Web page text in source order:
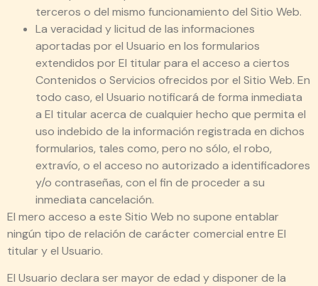
terceros o del mismo funcionamiento del Sitio Web.
La veracidad y licitud de las informaciones
aportadas por el Usuario en los formularios
extendidos por El titular para el acceso a ciertos
Contenidos o Servicios ofrecidos por el Sitio Web. En
todo caso, el Usuario notificará de forma inmediata
a El titular acerca de cualquier hecho que permita el
uso indebido de la información registrada en dichos
formularios, tales como, pero no sólo, el robo,
extravío, o el acceso no autorizado a identificadores
y/o contraseñas, con el fin de proceder a su
inmediata cancelación.
El mero acceso a este Sitio Web no supone entablar
ningún tipo de relación de carácter comercial entre El
titular y el Usuario.
El Usuario declara ser mayor de edad y disponer de la